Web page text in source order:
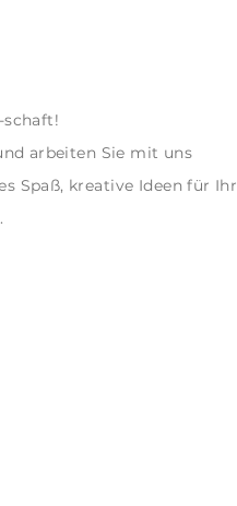
arbeiten Sie mit uns
Spaß, kreative Ideen für Ihr